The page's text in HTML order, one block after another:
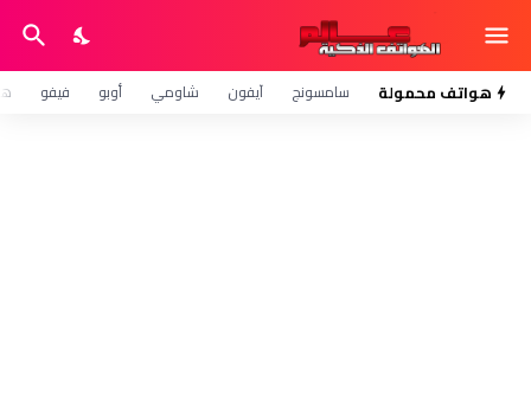
هواتف محمولة سامسونج آيفون شاومي أوبو فيفو